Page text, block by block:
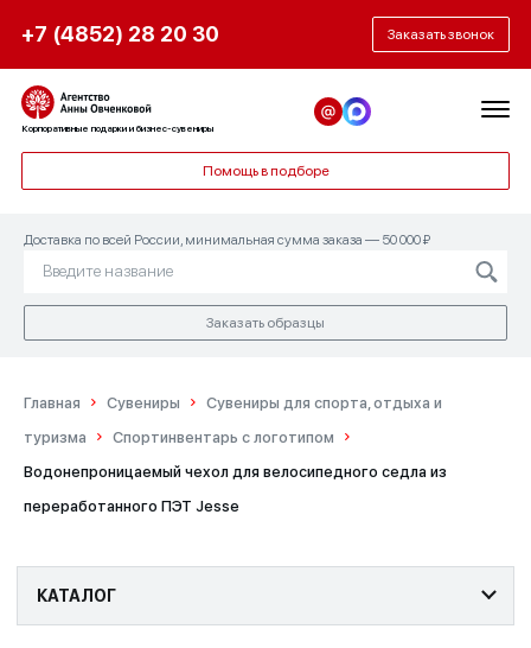
+7 (4852) 28 20 30 Заказать звонок
Корпоративные подарки и бизнес-сувениры
Помощь в подборе
Доставка по всей России, минимальная сумма заказа — 50 000 ₽
Заказать образцы
Главная Сувениры
Сувениры для спорта, отдыха и
туризма
Спортинвентарь с логотипом
Водонепроницаемый чехол для велосипедного седла из
переработанного ПЭТ Jesse
КАТАЛОГ